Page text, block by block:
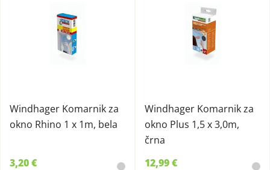
Windhager Komarnik za
okno Rhino 1 x 1m, bela
3,20 €
Windhager Komarnik za
okno Plus 1,5 x 3,0m,
črna
12,99 €